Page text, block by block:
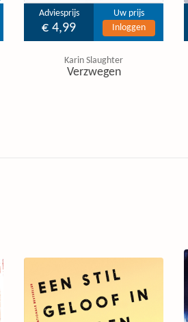
Adviesprijs
€ 4,99
Uw prijs
Inloggen
Karin Slaughter
Verzwegen